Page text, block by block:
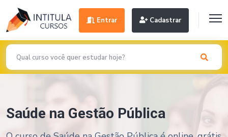
Entrar Cadastrar
Saúde na Gestão Pública